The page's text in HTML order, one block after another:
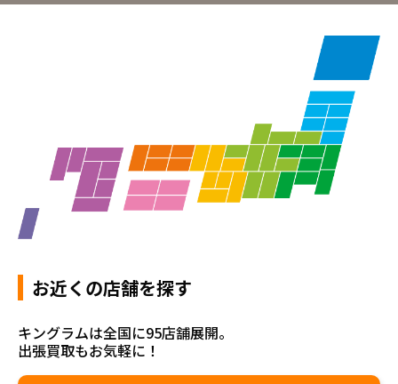
お近くの店舗を探す
キングラムは全国に95店舗展開。
出張買取もお気軽に！